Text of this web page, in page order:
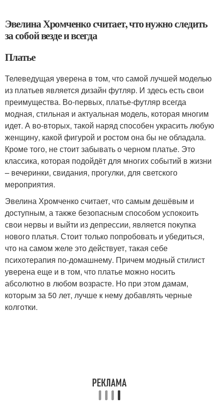
Эвелина Хромченко считает, что нужно следить
за собой везде и всегда
Платье
Телеведущая уверена в том, что самой лучшей моделью
из платьев является дизайн футляр. И здесь есть свои
преимущества. Во-первых, платье-футляр всегда
модная, стильная и актуальная модель, которая многим
идет. А во-вторых, такой наряд способен украсить любую
женщину, какой фигурой и ростом она бы не обладала.
Кроме того, не стоит забывать о черном платье. Это
классика, которая подойдёт для многих событий в жизни
– вечеринки, свидания, прогулки, для светского
мероприятия.
Эвелина Хромченко считает, что самым дешёвым и
доступным, а также безопасным способом успокоить
свои нервы и выйти из депрессии, является покупка
нового платья. Стоит только попробовать и убедиться,
что на самом желе это действует, такая себе
психотерапия по-домашнему. Причем модный стилист
уверена еще и в том, что платье можно носить
абсолютно в любом возрасте. Но при этом дамам,
которым за 50 лет, лучше к нему добавлять черные
колготки.